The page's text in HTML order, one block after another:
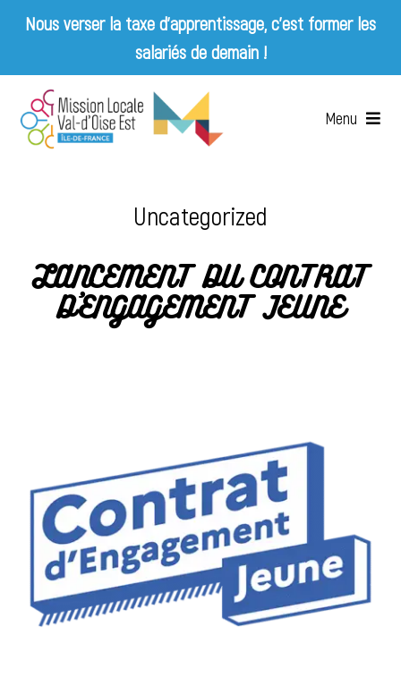
Nous verser la taxe d’apprentissage, c’est former les
salariés de demain !
content
Menu
Qui sommes-nous ?
Services
Emplois & Entreprises
Uncategorized
LANCEMENT DU CONTRAT
D’ENGAGEMENT JEUNE